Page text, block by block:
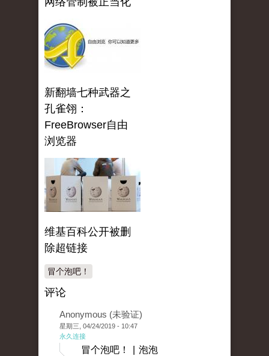
新翻墙七种武器之
孔雀翎：
FreeBrowser自由
浏览器
维基百科公开被删
除超链接
冒个泡吧！
评论
Anonymous (未验证)
星期三, 04/24/2019 - 10:47
永久连接
冒个泡吧！ | 泡泡